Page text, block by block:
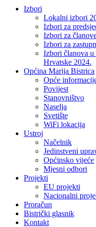
Izbori
Lokalni izbori
Izbori za
Izbori za
Izbori za
Izbori članova
Hrvatske 2024.
Općina Marija Bistrica
Opće
Povijest
Stanovništvo
Naselja
Svetište
WiFi lokacija
Ustroj
Načelnik
Jedinstveni
Općinsko vijeće
Mjesni odbori
Projekti
EU projekti
Nacionalni
Proračun
Bistrički glasnik
Kontakt